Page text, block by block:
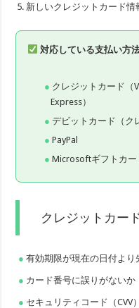
新しいクレジットカード
対応している支払い方
クレジットカード（
Express）
デビットカード（ク
PayPal
Microsoftギフトカー
クレジットカー
有効期限が現在の日付より
カード番号に誤りがないか
セキュリティコード（CVV